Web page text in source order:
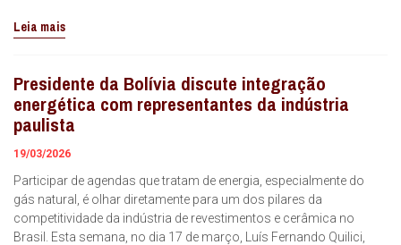
Leia mais
Presidente da Bolívia discute integração
energética com representantes da indústria
paulista
19/03/2026
Participar de agendas que tratam de energia, especialmente do
gás natural, é olhar diretamente para um dos pilares da
competitividade da indústria de revestimentos e cerâmica no
Brasil. Esta semana, no dia 17 de março, Luís Fernando Quilici,